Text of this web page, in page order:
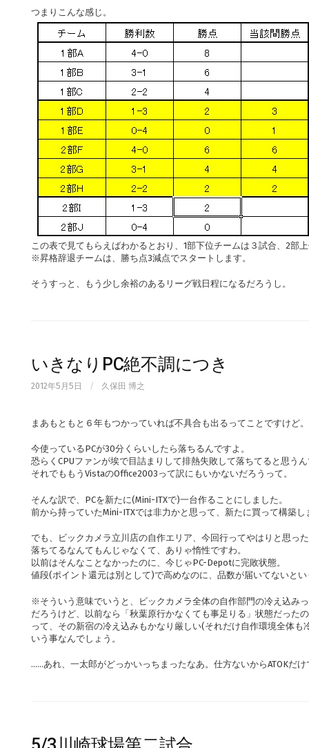
つまりこんな感じ。
この表で見てもらえばわかるとおり、1部下位チームは３試合、2部
※昇格辞退チームは、勝ち点3減点でスタートします。
そうすっと、もう少し余裕のあるリーグ戦日程になるだろうし。
いきなりPC絶不調につき
2012年5月5日 / 久保田 博之
まあもともと６年もつかっていれば不具合も出るってことですけど。
今使っているPCが30分くらいしたら落ちるんですよ。
恐らくCPUファンが埃で目詰まりして排熱失敗して落ちてると思う
それでももうVistaのOffice2003って訳にもいかないだろうって。
そんな訳で、PCを新たに(Mini-ITXで)一台作ることにしました。
前から持っていたMini-ITXでは非力かと思って、新たに買って構築し
でも、ビックカメラ立川店の自作エリア、今回行ってやはりと思っ
落ちてるなんてもんじゃなくて、ありゃ惰性ですわ。
以前はそんなことなかったのに、今じゃPC-Depotに完敗状態。
値段(ポイント還元は別として)で高めなのに、品数が届いてないと
※そういう意味でいうと、ビックカメラ全体の自作部門の冷え込み
だろうけど、以前なら「秋葉原行かなくても事足りる」状態だった
って、その新宿の冷え込みもかなり厳しい(それだけ自作環境全体
いう事なんでしょう。
……あれ、一太郎がどっかいっちまったなあ。仕方ないからATOKだ